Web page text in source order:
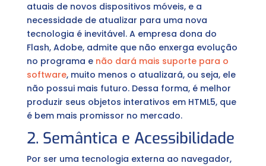
atuais de novos dispositivos móveis, e a
necessidade de atualizar para uma nova
tecnologia é inevitável. A empresa dona do
Flash, Adobe, admite que não enxerga evolução
no programa e não dará mais suporte para o
software, muito menos o atualizará, ou seja, ele
não possui mais futuro. Dessa forma, é melhor
produzir seus objetos interativos em HTML5, que
é bem mais promissor no mercado.
2. Semântica e Acessibilidade
Por ser uma tecnologia externa ao navegador,